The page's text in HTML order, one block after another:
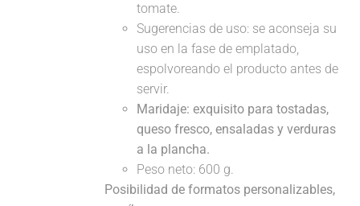
tomate.
Sugerencias de uso: se aconseja su
uso en la fase de emplatado,
espolvoreando el producto antes de
servir.
Maridaje: exquisito para tostadas,
queso fresco, ensaladas y verduras
a la plancha.
Peso neto: 600 g.
Posibilidad de formatos personalizables,